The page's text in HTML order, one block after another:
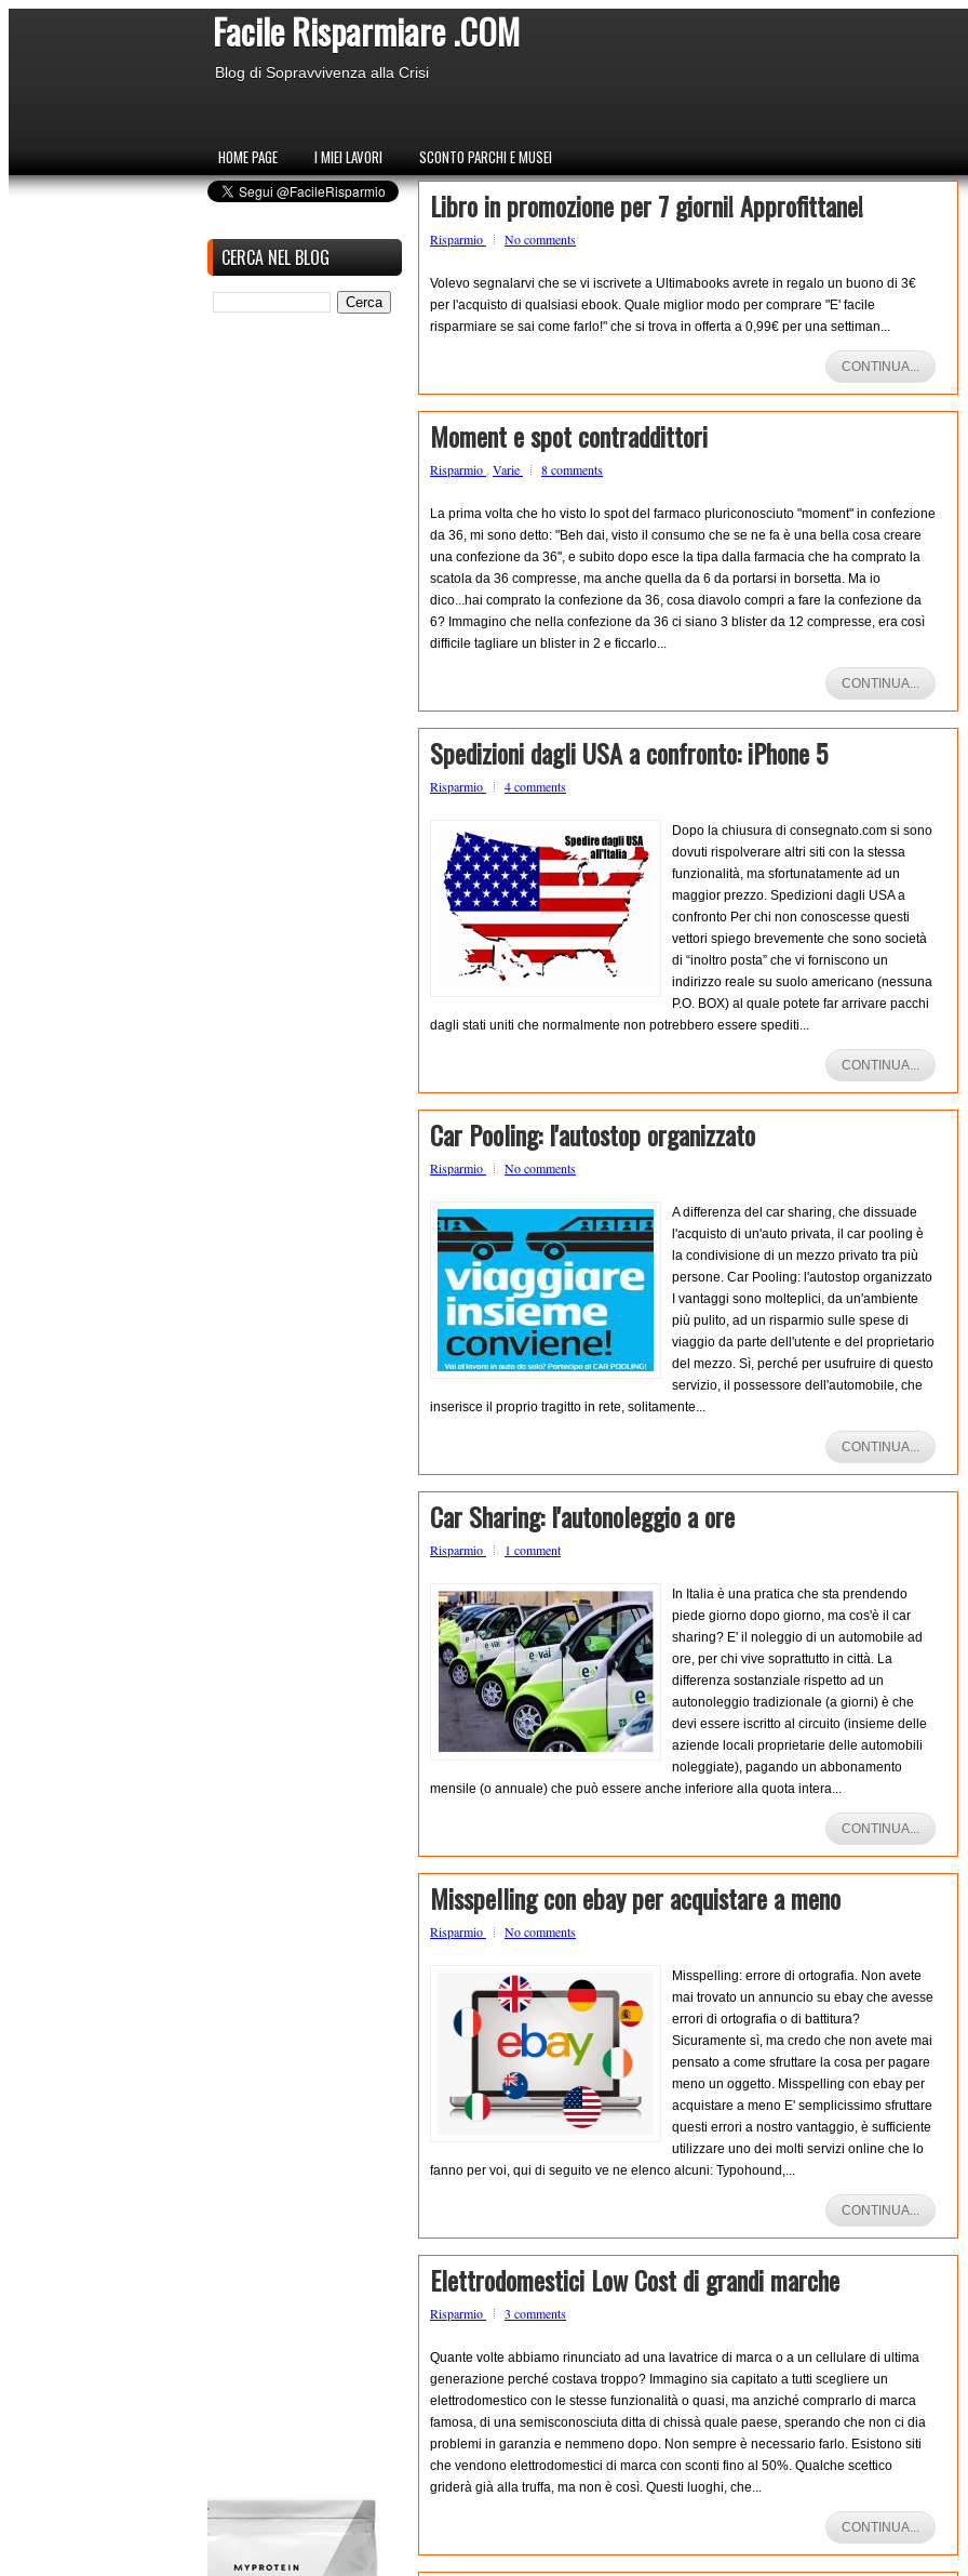
Facile Risparmiare .COM
Blog di Sopravvivenza alla Crisi
HOME PAGE I MIEI LAVORI SCONTO PARCHI E MUSEI
CERCA NEL BLOG
Libro in promozione per 7 giorni! Approfittane!
Risparmio No comments
Volevo segnalarvi che se vi iscrivete a Ultimabooks avrete in regalo un buono di 3€
per l'acquisto di qualsiasi ebook. Quale miglior modo per comprare "E' facile
risparmiare se sai come farlo!" che si trova in offerta a 0,99€ per una settiman...
CONTINUA...
Moment e spot contraddittori
Risparmio Varie 8 comments
La prima volta che ho visto lo spot del farmaco pluriconosciuto "moment" in confezione
da 36, mi sono detto: "Beh dai, visto il consumo che se ne fa è una bella cosa creare
una confezione da 36", e subito dopo esce la tipa dalla farmacia che ha comprato la
scatola da 36 compresse, ma anche quella da 6 da portarsi in borsetta. Ma io
dico...hai comprato la confezione da 36, cosa diavolo compri a fare la confezione da
6? Immagino che nella confezione da 36 ci siano 3 blister da 12 compresse, era così
difficile tagliare un blister in 2 e ficcarlo...
CONTINUA...
Spedizioni dagli USA a confronto: iPhone 5
Risparmio 4 comments
Dopo la chiusura di consegnato.com si sono
dovuti rispolverare altri siti con la stessa
funzionalità, ma sfortunatamente ad un
maggior prezzo. Spedizioni dagli USA a
confronto Per chi non conoscesse questi
vettori spiego brevemente che sono società
di “inoltro posta” che vi forniscono un
indirizzo reale su suolo americano (nessuna
P.O. BOX) al quale potete far arrivare pacchi
dagli stati uniti che normalmente non potrebbero essere spediti...
CONTINUA...
Car Pooling: l'autostop organizzato
Risparmio No comments
A differenza del car sharing, che dissuade
l'acquisto di un'auto privata, il car pooling è
la condivisione di un mezzo privato tra più
persone. Car Pooling: l'autostop organizzato
I vantaggi sono molteplici, da un'ambiente
più pulito, ad un risparmio sulle spese di
viaggio da parte dell'utente e del proprietario
del mezzo. Sì, perché per usufruire di questo
servizio, il possessore dell'automobile, che
inserisce il proprio tragitto in rete, solitamente...
CONTINUA...
Car Sharing: l'autonoleggio a ore
Risparmio 1 comment
In Italia è una pratica che sta prendendo
piede giorno dopo giorno, ma cos'è il car
sharing? E' il noleggio di un automobile ad
ore, per chi vive soprattutto in città. La
differenza sostanziale rispetto ad un
autonoleggio tradizionale (a giorni) è che
devi essere iscritto al circuito (insieme delle
aziende locali proprietarie delle automobili
noleggiate), pagando un abbonamento
mensile (o annuale) che può essere anche inferiore alla quota intera...
CONTINUA...
Misspelling con ebay per acquistare a meno
Risparmio No comments
Misspelling: errore di ortografia. Non avete
mai trovato un annuncio su ebay che avesse
errori di ortografia o di battitura?
Sicuramente sì, ma credo che non avete mai
pensato a come sfruttare la cosa per pagare
meno un oggetto. Misspelling con ebay per
acquistare a meno E' semplicissimo sfruttare
questi errori a nostro vantaggio, è sufficiente
utilizzare uno dei molti servizi online che lo
fanno per voi, qui di seguito ve ne elenco alcuni: Typohound,...
CONTINUA...
Elettrodomestici Low Cost di grandi marche
Risparmio 3 comments
Quante volte abbiamo rinunciato ad una lavatrice di marca o a un cellulare di ultima
generazione perché costava troppo? Immagino sia capitato a tutti scegliere un
elettrodomestico con le stesse funzionalità o quasi, ma anziché comprarlo di marca
famosa, di una semisconosciuta ditta di chissà quale paese, sperando che non ci dia
problemi in garanzia e nemmeno dopo. Non sempre è necessario farlo. Esistono siti
che vendono elettrodomestici di marca con sconti fino al 50%. Qualche scettico
griderà già alla truffa, ma non è così. Questi luoghi, che...
CONTINUA...